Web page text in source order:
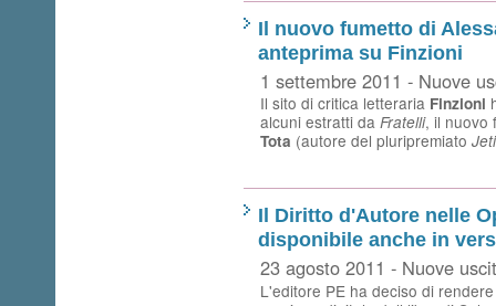
Il nuovo fumetto di
anteprima su Finzioni
1 settembre 2011 - Nuove
Il sito di critica letteraria Finzioni
alcuni estratti da Fratelli, il nuovo
Tota (autore del pluripremiato Jeti
Il Diritto d'Autore nelle
disponibile anche in
23 agosto 2011 - Nuove
L'editore PE ha deciso di